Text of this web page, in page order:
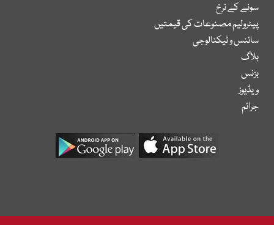
سونے کے نرخ
پیٹرولیم مصنوعات کی قیمتیں
سائنس و ٹیکنالوجی
بلاگ
بزنس
ویڈیوز
جرائم